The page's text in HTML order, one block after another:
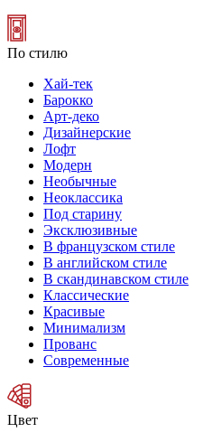
По стилю
Хай-тек
Барокко
Арт-деко
Дизайнерские
Лофт
Модерн
Необычные
Неоклассика
Под старину
Эксклюзивные
В французском стиле
В английском стиле
В скандинавском стиле
Классические
Красивые
Минимализм
Прованс
Современные
Цвет